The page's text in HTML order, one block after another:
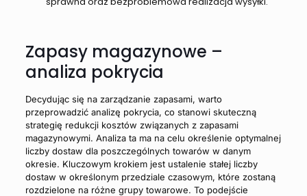
Zapasy magazynowe –
analiza pokrycia
Decydując się na zarządzanie zapasami, warto
przeprowadzić analizę pokrycia, co stanowi skuteczną
strategię redukcji kosztów związanych z zapasami
magazynowymi. Analiza ta ma na celu określenie optymalnej
liczby dostaw dla poszczególnych towarów w danym
okresie. Kluczowym krokiem jest ustalenie stałej liczby
dostaw w określonym przedziale czasowym, które zostaną
rozdzielone na różne grupy towarowe. To podejście